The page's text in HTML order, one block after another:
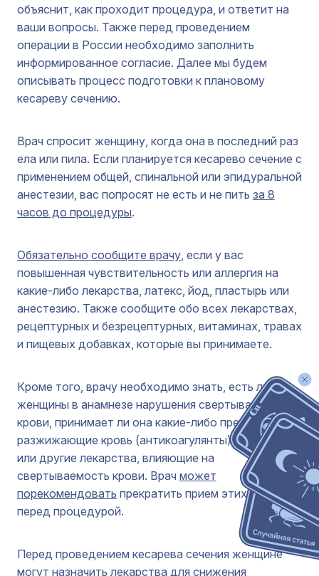
объяснит, как проходит процедура, и ответит на
ваши вопросы. Также перед проведением
операции в России необходимо заполнить
информированное согласие. Далее мы будем
описывать процесс подготовки к плановому
кесареву сечению.
Врач спросит женщину, когда она в последний раз
ела или пила. Если планируется кесарево сечение с
применением общей, спинальной или эпидуральной
анестезии, вас попросят не есть и не пить за 8
часов до процедуры.
Обязательно сообщите врачу, если у вас
повышенная чувствительность или аллергия на
какие-либо лекарства, латекс, йод, пластырь или
анестезию. Также сообщите обо всех лекарствах,
рецептурных и безрецептурных, витаминах, травах
и пищевых добавках, которые вы принимаете.
Кроме того, врачу необходимо знать, есть ли у
женщины в анамнезе нарушения свертываемости
крови, принимает ли она какие-либо препараты,
разжижающие кровь (антикоагулянты), аспирин
или другие лекарства, влияющие на
свертываемость крови. Врач может
порекомендовать прекратить прием этих лекарств
перед процедурой.
Перед проведением кесарева сечения женщине
могут назначить лекарства для снижения